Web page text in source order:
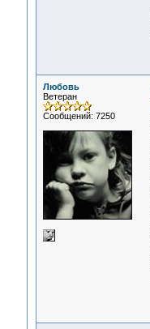
Любовь
Ветеран
Сообщений: 7250